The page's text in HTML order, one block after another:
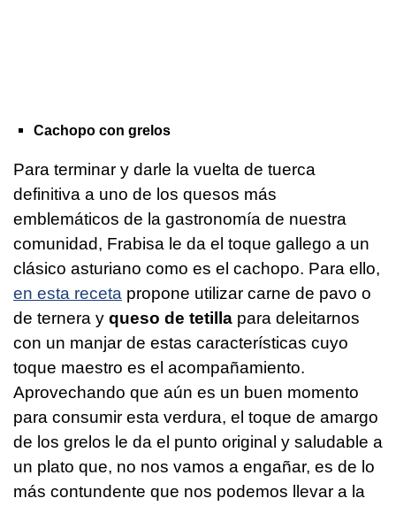
Cachopo con grelos
Para terminar y darle la vuelta de tuerca
definitiva a uno de los quesos más
emblemáticos de la gastronomía de nuestra
comunidad, Frabisa le da el toque gallego a un
clásico asturiano como es el cachopo. Para ello,
en esta receta propone utilizar carne de pavo o
de ternera y queso de tetilla para deleitarnos
con un manjar de estas características cuyo
toque maestro es el acompañamiento.
Aprovechando que aún es un buen momento
para consumir esta verdura, el toque de amargo
de los grelos le da el punto original y saludable a
un plato que, no nos vamos a engañar, es de lo
más contundente que nos podemos llevar a la